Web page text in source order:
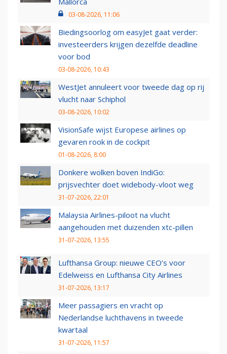
03-08-2026, 11:06
Biedingsoorlog om easyJet gaat verder:
investeerders krijgen dezelfde deadline
voor bod
03-08-2026, 10:43
WestJet annuleert voor tweede dag op rij
vlucht naar Schiphol
03-08-2026, 10:02
VisionSafe wijst Europese airlines op
gevaren rook in de cockpit
01-08-2026, 8:00
Donkere wolken boven IndiGo:
prijsvechter doet widebody-vloot weg
31-07-2026, 22:01
Malaysia Airlines-piloot na vlucht
aangehouden met duizenden xtc-pillen
31-07-2026, 13:55
Lufthansa Group: nieuwe CEO’s voor
Edelweiss en Lufthansa City Airlines
31-07-2026, 13:17
Meer passagiers en vracht op
Nederlandse luchthavens in tweede
kwartaal
31-07-2026, 11:57